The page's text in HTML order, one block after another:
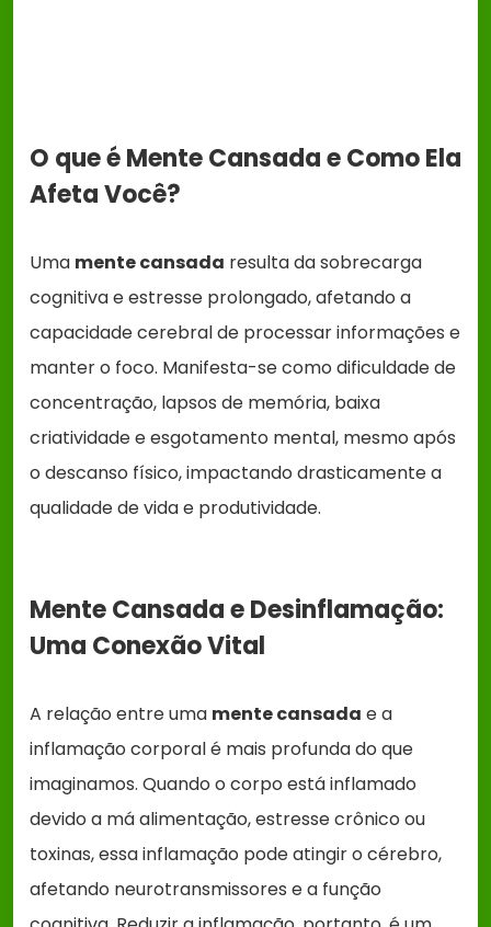
O que é Mente Cansada e Como Ela
Afeta Você?
Uma mente cansada resulta da sobrecarga
cognitiva e estresse prolongado, afetando a
capacidade cerebral de processar informações e
manter o foco. Manifesta-se como dificuldade de
concentração, lapsos de memória, baixa
criatividade e esgotamento mental, mesmo após
o descanso físico, impactando drasticamente a
qualidade de vida e produtividade.
Mente Cansada e Desinflamação:
Uma Conexão Vital
A relação entre uma mente cansada e a
inflamação corporal é mais profunda do que
imaginamos. Quando o corpo está inflamado
devido a má alimentação, estresse crônico ou
toxinas, essa inflamação pode atingir o cérebro,
afetando neurotransmissores e a função